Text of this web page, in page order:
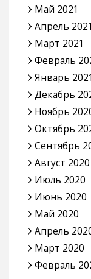
Май 2021
Апрель 2021
Март 2021
Февраль
Январь 2021
Декабрь
Ноябрь
Октябрь
Сентябрь
Август 2020
Июль 2020
Июнь 2020
Май 2020
Апрель
Март 2020
Февраль